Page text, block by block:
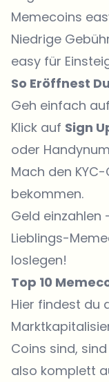
Memecoins
Niedrige
easy für
So Eröffnest
Geh einfach auf
Klick auf Sign
oder
Mach den
bekommen.
Geld einzahlen
Lieblings-
loslegen!
Top 10
Hier findest du
Coins sind,
also komplett